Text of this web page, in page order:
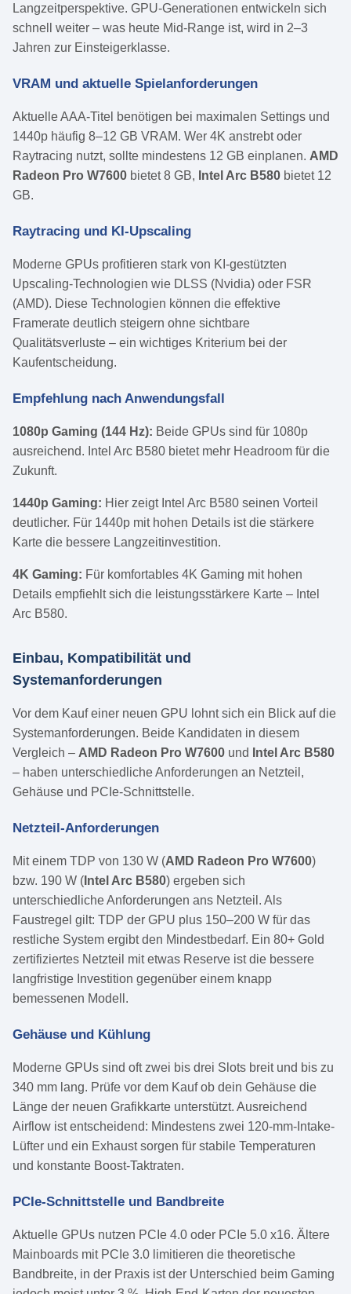
Langzeitperspektive. GPU-Generationen entwickeln sich
schnell weiter – was heute Mid-Range ist, wird in 2–3
Jahren zur Einsteigerklasse.
VRAM und aktuelle Spielanforderungen
Aktuelle AAA-Titel benötigen bei maximalen Settings und
1440p häufig 8–12 GB VRAM. Wer 4K anstrebt oder
Raytracing nutzt, sollte mindestens 12 GB einplanen. AMD
Radeon Pro W7600 bietet 8 GB, Intel Arc B580 bietet 12
GB.
Raytracing und KI-Upscaling
Moderne GPUs profitieren stark von KI-gestützten
Upscaling-Technologien wie DLSS (Nvidia) oder FSR
(AMD). Diese Technologien können die effektive
Framerate deutlich steigern ohne sichtbare
Qualitätsverluste – ein wichtiges Kriterium bei der
Kaufentscheidung.
Empfehlung nach Anwendungsfall
1080p Gaming (144 Hz): Beide GPUs sind für 1080p
ausreichend. Intel Arc B580 bietet mehr Headroom für die
Zukunft.
1440p Gaming: Hier zeigt Intel Arc B580 seinen Vorteil
deutlicher. Für 1440p mit hohen Details ist die stärkere
Karte die bessere Langzeitinvestition.
4K Gaming: Für komfortables 4K Gaming mit hohen
Details empfiehlt sich die leistungsstärkere Karte – Intel
Arc B580.
Einbau, Kompatibilität und
Systemanforderungen
Vor dem Kauf einer neuen GPU lohnt sich ein Blick auf die
Systemanforderungen. Beide Kandidaten in diesem
Vergleich – AMD Radeon Pro W7600 und
Intel Arc B580
– haben unterschiedliche Anforderungen an Netzteil,
Gehäuse und PCIe-Schnittstelle.
Netzteil-Anforderungen
Mit einem TDP von 130 W (AMD Radeon Pro W7600)
bzw. 190 W ( Intel Arc B580) ergeben sich
unterschiedliche Anforderungen ans Netzteil. Als
Faustregel gilt: TDP der GPU plus 150–200 W für das
restliche System ergibt den Mindestbedarf. Ein 80+ Gold
zertifiziertes Netzteil mit etwas Reserve ist die bessere
langfristige Investition gegenüber einem knapp
bemessenen Modell.
Gehäuse und Kühlung
Moderne GPUs sind oft zwei bis drei Slots breit und bis zu
340 mm lang. Prüfe vor dem Kauf ob dein Gehäuse die
Länge der neuen Grafikkarte unterstützt. Ausreichend
Airflow ist entscheidend: Mindestens zwei 120-mm-Intake-
Lüfter und ein Exhaust sorgen für stabile Temperaturen
und konstante Boost-Taktraten.
PCIe-Schnittstelle und Bandbreite
Aktuelle GPUs nutzen PCIe 4.0 oder PCIe 5.0 x16. Ältere
Mainboards mit PCIe 3.0 limitieren die theoretische
Bandbreite, in der Praxis ist der Unterschied beim Gaming